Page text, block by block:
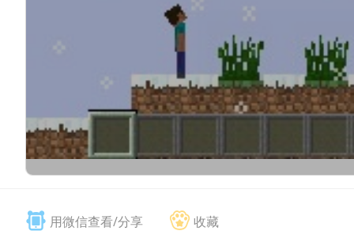
用微信查看/分享 收藏